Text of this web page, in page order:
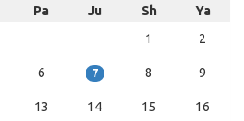
Pa Ju Sh
Ya
1
2
6 7 8 9
13 14 15 16